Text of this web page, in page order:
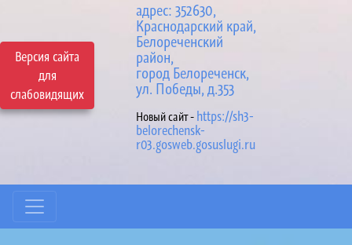
Версия сайта
для
слабовидящих
адрес: 352630,
Краснодарский край,
Белореченский
район,
город Белореченск,
ул. Победы, д.353
Новый сайт - https://sh3-
belorechensk-
r03.gosweb.gosuslugi.ru